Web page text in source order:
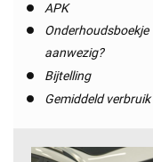
APK
Onderhoudsboekje
aanwezig?
Bijtelling
Gemiddeld verbruik